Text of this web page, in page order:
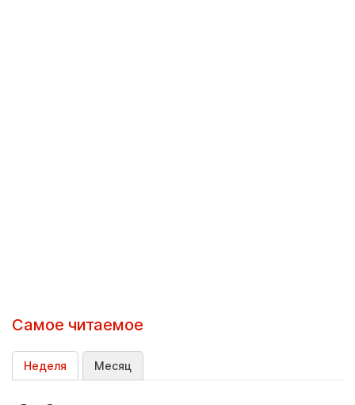
Самое читаемое
Неделя Месяц